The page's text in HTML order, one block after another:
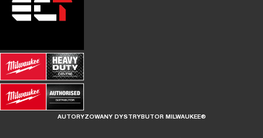
AUTORYZOWANY DYSTRYBUTOR MILWAUKEE®